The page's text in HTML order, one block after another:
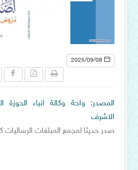
2025/09/08
المصدر: واحة وكالة انباء
الاشرف
صدر حديثا لمجمع المبلغات الرساليات